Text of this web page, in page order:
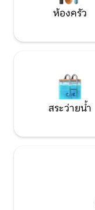
ห้องครัว
สระว่ายน้ำ